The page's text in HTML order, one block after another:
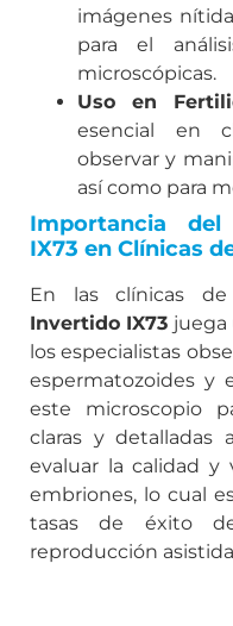
imágenes
para el
microscópicas.
Uso en
esencial en
observar y
así como para
Importancia
IX73 en Clínicas
En las clínicas
Invertido IX73 juega
los especialistas
espermatozoides y
este microscopio
claras y detalladas
evaluar la calidad y
embriones, lo cual
tasas de éxito
reproducción